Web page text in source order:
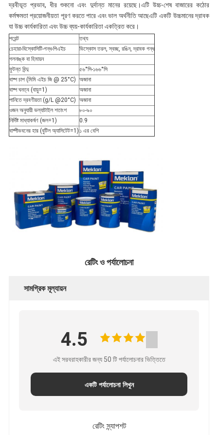
দ্রবীভূত প্রভাব, ধীর শুকনো এবং দুর্দান্ত মানের রয়েছে।এটি উচ্চ-শেষ বাজারের কঠোর
কর্মক্ষমতা প্রয়োজনীয়তা পূরণ করতে পারে এবং ভাল অর্থনীতি আছেএটি একটি উচ্চমানের দ্রাবক
যা উচ্চ কার্যকারিতা এবং উচ্চ ব্যয়-কার্যকারিতা একত্রিত করে।
পয়েন্ট
তথ্য
চেহারা-বিস্কোসিটি-গন্ধ-পিএইচ
ভিস্কোস তরল, স্বচ্ছ, রঙিন, দ্রাবক গন্ধ
গলনাঙ্ক বা হিমায়ন
ফুটন্ত বিন্দু
৫৬°সি-১৬৬°সি
বাষ্প চাপ (মিমি এইচ জি @ 25°C) অজানা
বাষ্প ঘনত্ব (বায়ু=1)
অজানা
পানিতে দ্রবণীয়তা (g/L @20°C) অজানা
ওজন অনুযায়ী ভল্যাটাইল শতাংশ
৮০-৯০
নির্দিষ্ট মাধ্যাকর্ষণ (জল=1)
0.9
বাষ্পীভবনের হার (বুটিল অ্যাসিটেট=1) ১ এর বেশি
রেটিং ও পর্যালোচনা
সামগ্রিক মূল্যায়ন
4.5
এই সরবরাহকারীর জন্য 50 টি পর্যালোচনার ভিত্তিতে
একটি পর্যালোচনা লিখুন
রেটিং স্ন্যাপশট